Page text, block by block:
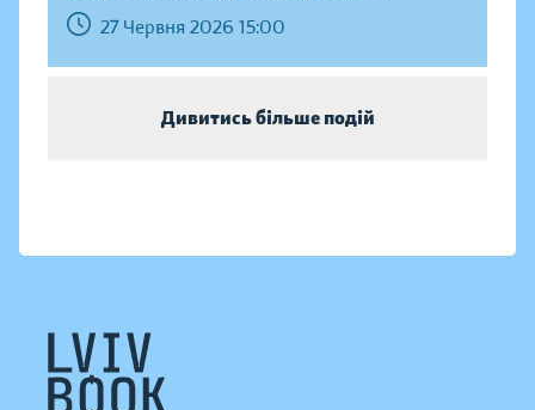
27 Червня 2026 15:00
Дивитись більше подій